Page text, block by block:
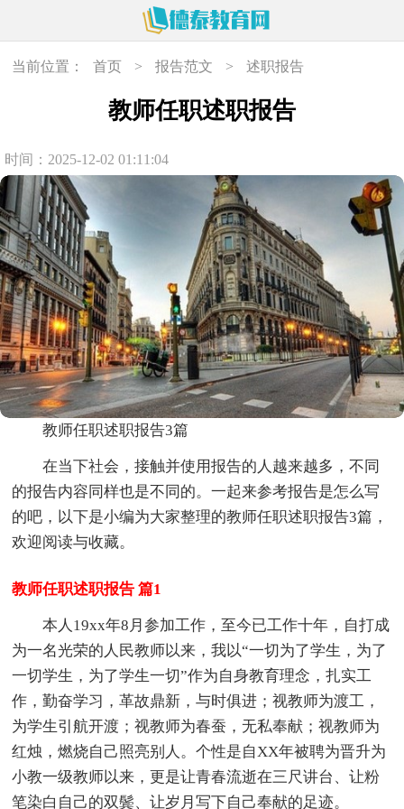
当前位置： 首页 > 报告范文 > 述职报告
教师任职述职报告
时间：2025-12-02 01:11:04
教师任职述职报告3篇
在当下社会，接触并使用报告的人越来越多，不同
的报告内容同样也是不同的。一起来参考报告是怎么写
的吧，以下是小编为大家整理的教师任职述职报告3篇，
欢迎阅读与收藏。
教师任职述职报告 篇1
本人19xx年8月参加工作，至今已工作十年，自打成
为一名光荣的人民教师以来，我以“一切为了学生，为了
一切学生，为了学生一切”作为自身教育理念，扎实工
作，勤奋学习，革故鼎新，与时俱进；视教师为渡工，
为学生引航开渡；视教师为春蚕，无私奉献；视教师为
红烛，燃烧自己照亮别人。个性是自XX年被聘为晋升为
小教一级教师以来，更是让青春流逝在三尺讲台、让粉
笔染白自己的双鬓、让岁月写下自己奉献的足迹。